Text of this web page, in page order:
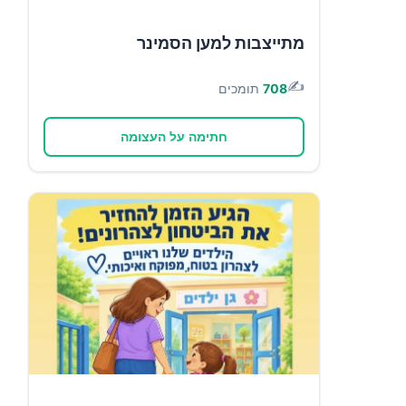
מתייצבות למען הסמינר
✍️
708 תומכים
חתימה על העצומה